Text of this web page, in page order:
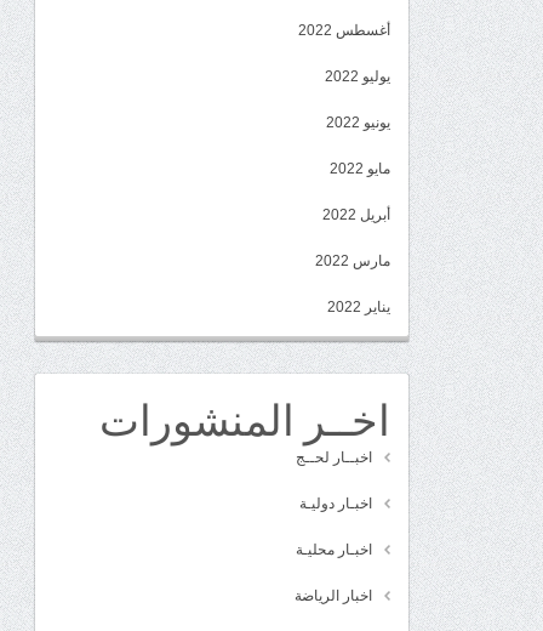
أغسطس 2022
يوليو 2022
يونيو 2022
مايو 2022
أبريل 2022
مارس 2022
يناير 2022
اخــر المنشورات
اخبــار لحــج
اخبـار دوليـة
اخبـار محليـة
اخبار الرياضة